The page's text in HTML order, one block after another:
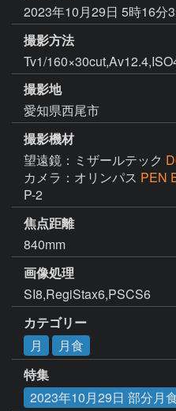
2023年10月29日 5時16分
撮影方法
Tv1/
撮影地
愛知県西尾市
撮影機材
望遠鏡：ミザールテック
カメラ：オリンパス PEN
P-2
焦点距離
840mm
画像処理
SI8,RegiStax6,PSCS6
カテゴリー
月
月食
特集
2023年10月29日 部分月